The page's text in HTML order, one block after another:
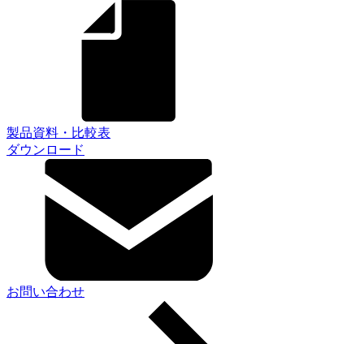
製品資料・比較表
ダウンロード
お問い合わせ